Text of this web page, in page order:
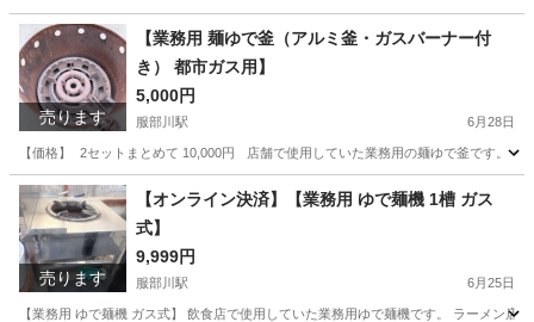
大阪 八尾市 服部川駅 キッチン家電
売ります
【業務用 麺ゆで釜（アルミ釜・ガスバーナー付
き） 都市ガス用】
5,000円
服部川駅 6月28日
【価格】 2セットまとめて 10,000円 店舗で使用していた業務用の麺ゆで釜です。
大阪 八尾市 服部川駅 調理器具
売ります
【オンライン決済】【業務用 ゆで麺機 1槽 ガス
式】
9,999円
服部川駅 6月25日
【業務用 ゆで麺機 ガス式】 飲食店で使用していた業務用ゆで麺機です。 ラーメン